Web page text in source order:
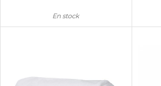
En stock